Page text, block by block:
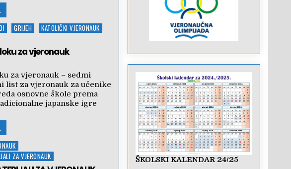
GRIJEH
KATOLIČKI VJERONAUK
za vjeronauk
za vjeronauk – sedmi
list za vjeronauk za učenike
osnovne škole prema
japanske igre
ZA VJERONAUK
ŠKOLSKI KALENDAR 24/25